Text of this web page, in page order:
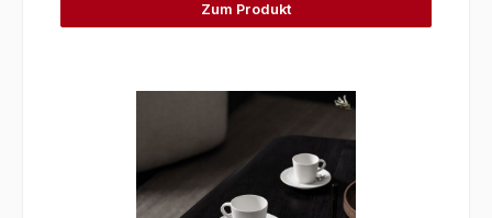
Zum Produkt